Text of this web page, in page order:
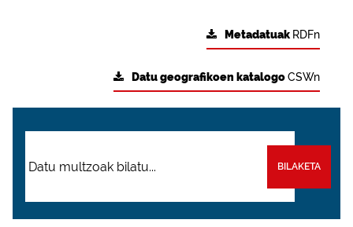
Metadatuak RDFn
Datu geografikoen katalogoCSWn
BILAKETA